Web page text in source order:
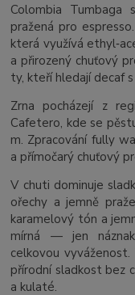
Colombia Tumbaga
pražená pro
která využívá
a přirozený chuťový
ty, kteří hledají decaf
Zrna pocházejí z
Cafetero, kde se
m. Zpracování fully
a přímočarý chuťový
V chuti dominuje
ořechy a jemně
karamelový tón a
mírná — jen
celkovou
přírodní sladkost bez
a kulaté.